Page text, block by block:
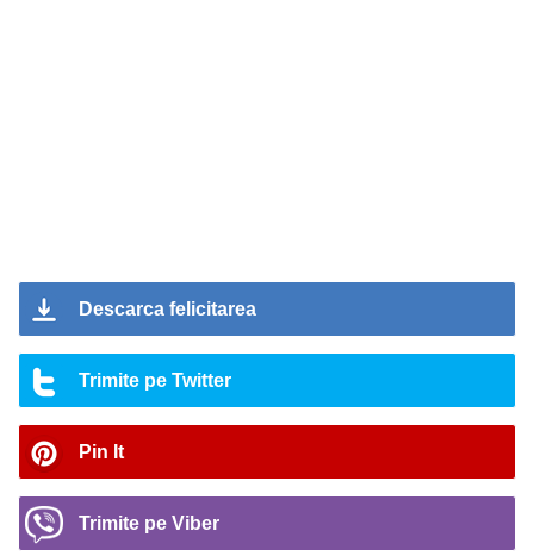
Descarca felicitarea
Trimite pe Twitter
Pin It
Trimite pe Viber